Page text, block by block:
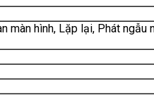
màn hình, Lặp lại, Phát ngẫu